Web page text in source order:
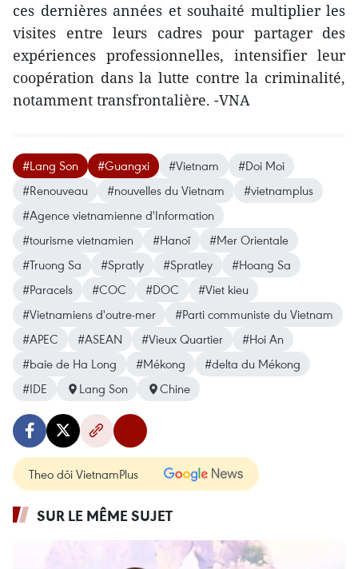
ces dernières années et souhaité multiplier les
visites entre leurs cadres pour partager des
expériences professionnelles, intensifier leur
coopération dans la lutte contre la criminalité,
notamment transfrontalière. -VNA
#Lang Son #Guangxi #Vietnam
#Doi Moi
#Renouveau
#nouvelles du Vietnam
#vietnamplus
#Agence vietnamienne d'Information
#tourisme vietnamien
#Hanoï
#Mer Orientale
#Truong Sa
#Spratly #Spratley
#Hoang Sa
#Paracels
#COC #DOC
#Viet kieu
#Vietnamiens d'outre-mer
#Parti communiste du Vietnam
#APEC
#ASEAN #Vieux Quartier
#Hoi An
#baie de Ha Long
#Mékong
#delta du Mékong
#IDE
Lang Son Chine
Theo dõi VietnamPlus
SUR LE MÊME SUJET